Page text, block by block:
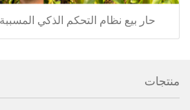
حار بيع نظام التحكم الذكي
منتجات